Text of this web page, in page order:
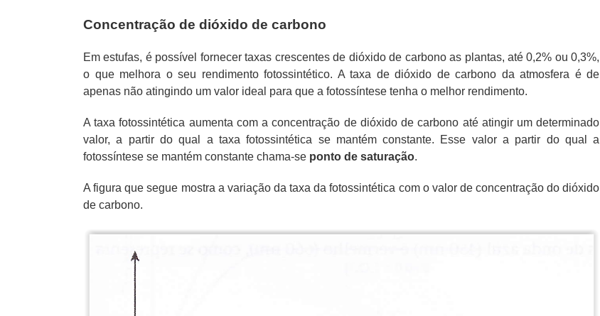
Concentração de dióxido de carbono
Em estufas, é possível fornecer taxas crescentes de dióxido de carbono as plantas, até 0,2% ou 0,3%,
o que melhora o seu rendimento fotossintético. A taxa de dióxido de carbono da atmosfera é de
apenas não atingindo um valor ideal para que a fotossíntese tenha o melhor rendimento.
A taxa fotossintética aumenta com a concentração de dióxido de carbono até atingir um determinado
valor, a partir do qual a taxa fotossintética se mantém constante. Esse valor a partir do qual a
fotossíntese se mantém constante chama-se ponto de saturação.
A figura que segue mostra a variação da taxa da fotossintética com o valor de concentração do dióxido
de carbono.